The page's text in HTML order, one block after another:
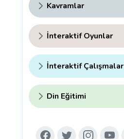
Kavramlar
İnteraktif Oyunlar
İnteraktif Çalışmalar
Din Eğitimi